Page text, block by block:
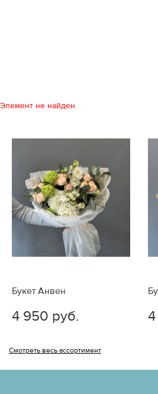
Элемент не найден
Букет Анвен
4 950 руб.
Смотреть весь ассортимент